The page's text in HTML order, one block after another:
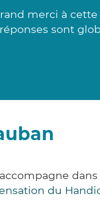
merci à
sont
du